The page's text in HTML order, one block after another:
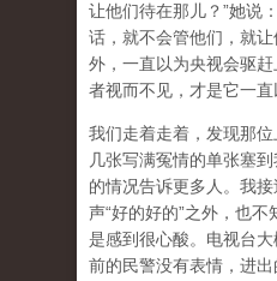
让他们待在那儿？”她说
话，就不会管他们，就
外，一直以为央视会驱
者视而不见，才是它一直
我们走着走着，发现那
几张写满冤情的单张塞
的情况告诉更多人。我
声“好的好的”之外，也不
是感到很心酸。电视台
前的民警没有表情，进